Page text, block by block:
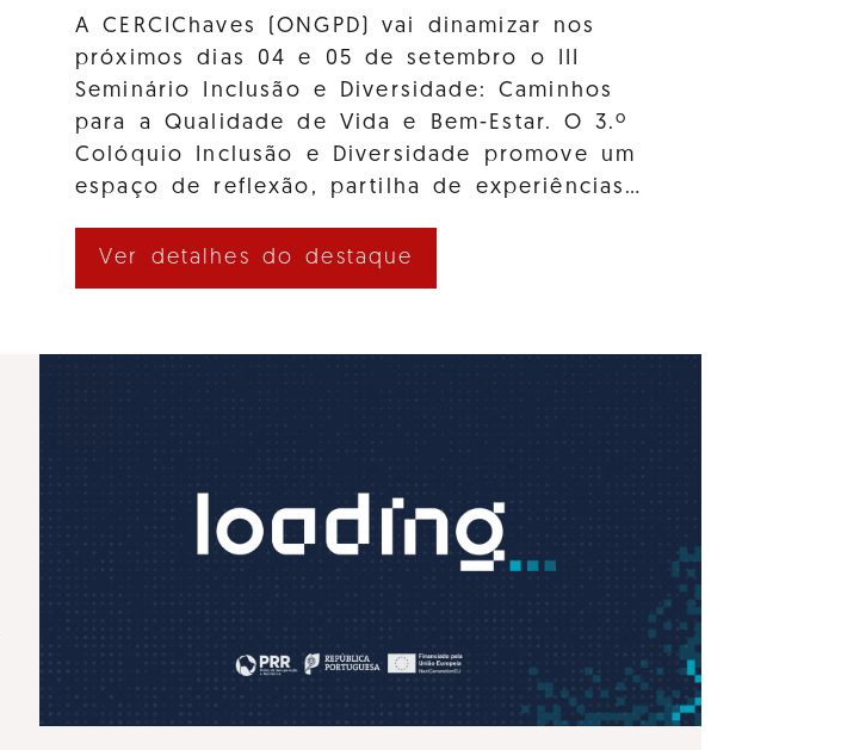
A CERCIChaves (ONGPD) vai dinamizar nos
próximos dias 04 e 05 de setembro o III
Seminário Inclusão e Diversidade: Caminhos
para a Qualidade de Vida e Bem-Estar. O 3.º
Colóquio Inclusão e Diversidade promove um
espaço de reflexão, partilha de experiências…
Ver detalhes do destaque